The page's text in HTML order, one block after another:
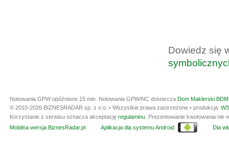
Dowiedz się
Notowania GPW opóźnione 15 min. Notowania GPW/NC dostarcza Dom Maklerski
© 2010-2026 BIZNESRADAR sp. z o.o. • Wszystkie prawa zastrzeżone • produkcja:
Korzystanie z serwisu oznacza akceptację regulaminu . Prezentowanie kwotowania
Mobilna wersja BiznesRadar.pl
Aplikacja dla systemu Android Dla